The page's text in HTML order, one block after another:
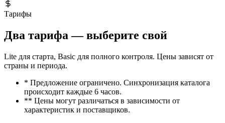
Тарифы
Два тарифа — выберите свой
Lite для старта, Basic для полного контроля. Цены зависят от
страны и периода.
* Предложение ограничено. Синхронизация каталога
происходит каждые 6 часов.
** Цены могут различаться в зависимости от
характеристик и поставщиков.